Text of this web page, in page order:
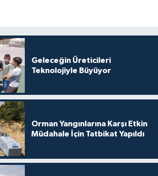
Geleceğin Üreticileri
Teknolojiyle Büyüyor
Orman Yangınlarına Karşı Etkin
Müdahale İçin Tatbikat Yapıldı